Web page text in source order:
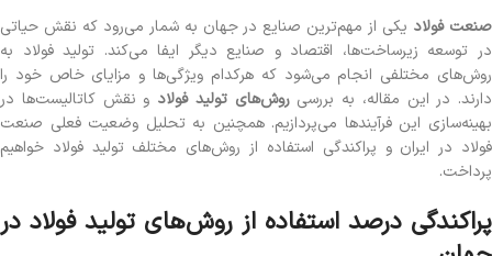
صنعت فولاد یکی از مهم‌ترین صنایع در جهان به شمار می‌رود که نقش حیاتی
در توسعه زیرساخت‌ها، اقتصاد و صنایع دیگر ایفا می‌کند. تولید فولاد به
روش‌های مختلفی انجام می‌شود که هرکدام ویژگی‌ها و مزایای خاص خود را
دارند. در این مقاله، به بررسیروش‌های تولید فولاد و نقش کاتالیست‌ها در
بهینه‌سازی این فرآیندها می‌پردازیم. همچنین به تحلیل وضعیت فعلی صنعت
فولاد در ایران و پراکندگی استفاده از روش‌های مختلف تولید فولاد خواهیم
پرداخت.
پراکندگی درصد استفاده از روش‌های تولید فولاد در